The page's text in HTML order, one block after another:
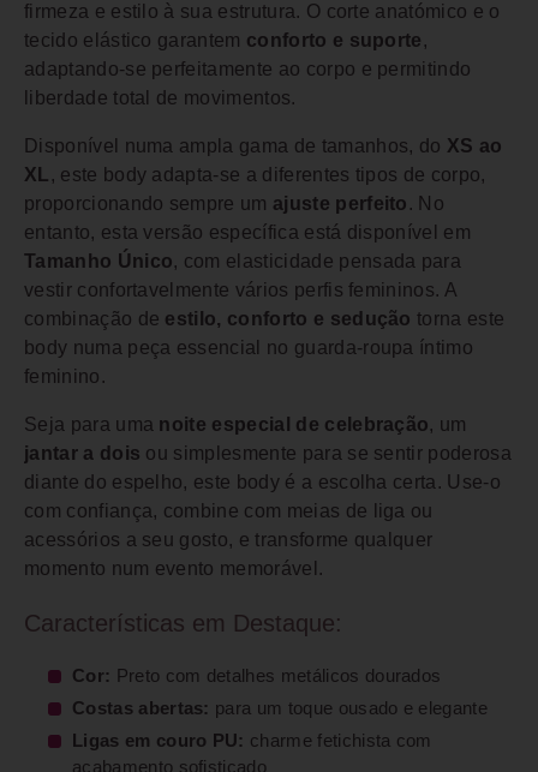
firmeza e estilo à sua estrutura. O corte anatómico e o
tecido elástico garantem conforto e suporte ,
adaptando-se perfeitamente ao corpo e permitindo
liberdade total de movimentos.
Disponível numa ampla gama de tamanhos, do XS ao
XL , este body adapta-se a diferentes tipos de corpo,
proporcionando sempre um ajuste perfeito . No
entanto, esta versão específica está disponível em
Tamanho Único, com elasticidade pensada para
vestir confortavelmente vários perfis femininos. A
combinação de estilo, conforto e sedução torna este
body numa peça essencial no guarda-roupa íntimo
feminino.
Seja para uma noite especial de celebração, um
jantar a dois ou simplesmente para se sentir poderosa
diante do espelho, este body é a escolha certa. Use-o
com confiança, combine com meias de liga ou
acessórios a seu gosto, e transforme qualquer
momento num evento memorável.
Características em Destaque:
Cor:
Preto com detalhes metálicos dourados
Costas abertas: para um toque ousado e elegante
Ligas em couro PU: charme fetichista com
acabamento sofisticado